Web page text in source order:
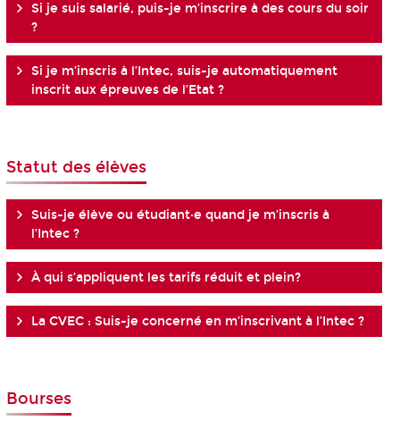
Si je suis salarié, puis-je m’inscrire à des cours du soir
?
Si je m’inscris à l’Intec, suis-je automatiquement
inscrit aux épreuves de l’Etat ?
Statut des élèves
Suis-je élève ou étudiant·e quand je m’inscris à
l’Intec ?
À qui s’appliquent les tarifs réduit et plein?
La CVEC : Suis-je concerné en m’inscrivant à l’Intec ?
Bourses